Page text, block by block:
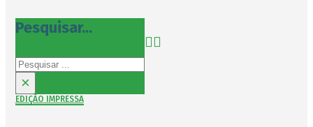
Pesquisar...
Pesquisar
×
EDIÇÃO IMPRESSA